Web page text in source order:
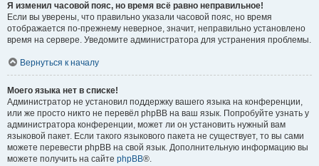
Я изменил часовой пояс, но время всё равно неправильное!
Если вы уверены, что правильно указали часовой пояс, но время
отображается по-прежнему неверное, значит, неправильно установлено
время на сервере. Уведомите администратора для устранения проблемы.
Вернуться к началу
Моего языка нет в списке!
Администратор не установил поддержку вашего языка на конференции,
или же просто никто не перевёл phpBB на ваш язык. Попробуйте узнать у
администратора конференции, может ли он установить нужный вам
языковой пакет. Если такого языкового пакета не существует, то вы сами
можете перевести phpBB на свой язык. Дополнительную информацию вы
можете получить на сайте phpBB®.